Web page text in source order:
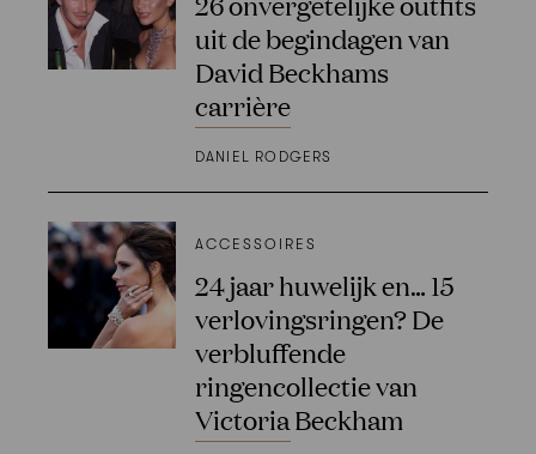
uit de begindagen van
David Beckhams
carrière
DANIEL RODGERS
ACCESSOIRES
24 jaar huwelijk en… 15
verlovingsringen? De
verbluffende
ringencollectie van
Victoria Beckham